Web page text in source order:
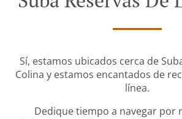
Sí, estamos ubicados cerca de
Colina y estamos encantados de
línea.
Dedique tiempo a navegar por